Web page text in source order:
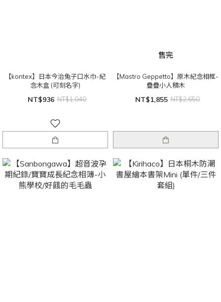
【kontex】日本今治兔子口水巾-紀
念木盒 (可刻名字)
NT$936 NT$1,040
售完
【Mastro Geppetto】原木紀念相框-
疊疊小人積木
NT$1,855 NT$2,650